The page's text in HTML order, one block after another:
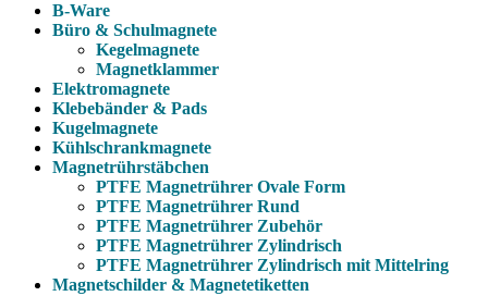
B-Ware
Büro & Schulmagnete
Kegelmagnete
Magnetklammer
Elektromagnete
Klebebänder & Pads
Kugelmagnete
Kühlschrankmagnete
Magnetrührstäbchen
PTFE Magnetrührer Ovale Form
PTFE Magnetrührer Rund
PTFE Magnetrührer Zubehör
PTFE Magnetrührer Zylindrisch
PTFE Magnetrührer Zylindrisch mit Mittelring
Magnetschilder & Magnetetiketten